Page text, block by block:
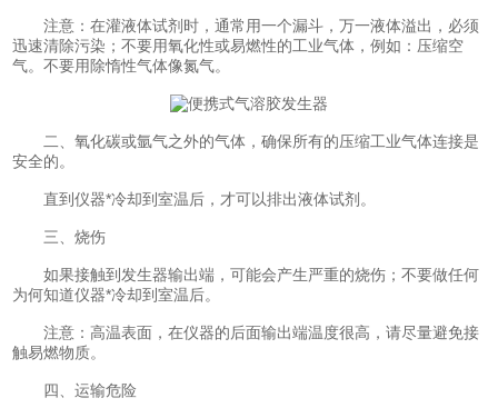
注意：在灌液体试剂时，通常用一个漏斗，万一液体溢出，必须
迅速清除污染；不要用氧化性或易燃性的工业气体，例如：压缩空
气。不要用除惰性气体像氮气。
二、氧化碳或氩气之外的气体，确保所有的压缩工业气体连接是
安全的。
直到仪器*冷却到室温后，才可以排出液体试剂。
三、烧伤
如果接触到发生器输出端，可能会产生严重的烧伤；不要做任何
为何知道仪器*冷却到室温后。
注意：高温表面，在仪器的后面输出端温度很高，请尽量避免接
触易燃物质。
四、运输危险